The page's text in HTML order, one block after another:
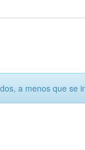
a menos que se